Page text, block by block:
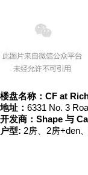
楼盘名称：CF at
地址： 6331 No. 3
开发商：Shape 与
户型: 2房、2房+den